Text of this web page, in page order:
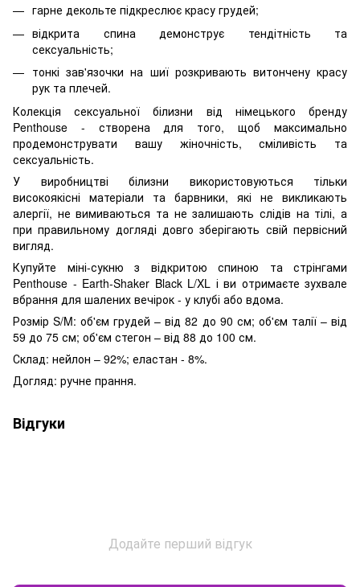
гарне декольте підкреслює красу грудей;
відкрита спина демонструє тендітність та
сексуальність;
тонкі зав'язочки на шиї розкривають витончену красу
рук та плечей.
Колекція сексуальної білизни від німецького бренду
Penthouse - створена для того, щоб максимально
продемонструвати вашу жіночність, сміливість та
сексуальність.
У виробництві білизни використовуються тільки
високоякісні матеріали та барвники, які не викликають
алергії, не вимиваються та не залишають слідів на тілі, а
при правильному догляді довго зберігають свій первісний
вигляд.
Купуйте міні-сукню з відкритою спиною та стрінгами
Penthouse - Earth-Shaker Black L/XL і ви отримаєте зухвале
вбрання для шалених вечірок - у клубі або вдома.
Розмір S/M: об'єм грудей – від 82 до 90 см; об'єм талії – від
59 до 75 см; об'єм стегон – від 88 до 100 см.
Склад: нейлон – 92%; еластан - 8%.
Догляд: ручне прання.
Відгуки
Додайте перший відгук